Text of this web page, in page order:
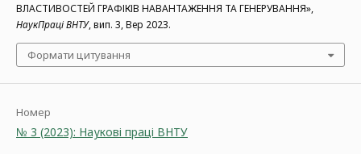
ВЛАСТИВОСТЕЙ ГРАФІКІВ НАВАНТАЖЕННЯ ТА ГЕНЕРУВАННЯ»,
НаукПраці ВНТУ, вип. 3, Вер 2023.
Формати цитування
Номер
№ 3 (2023): Наукові праці ВНТУ